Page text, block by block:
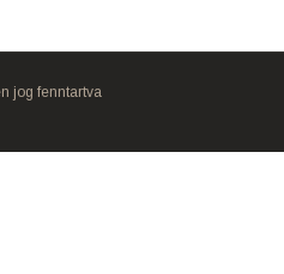
jog fenntartva